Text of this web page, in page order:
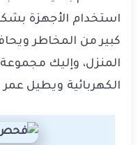
استخدام الأجهزة
كبير من المخاطر
المنزل، وإليك
الكهربائية ويطيل